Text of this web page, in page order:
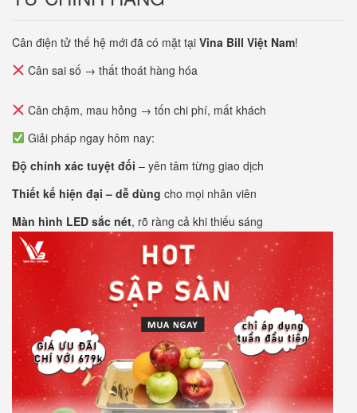
Cân điện tử thế hệ mới đã có mặt tại Vina Bill Việt Nam!
Cân sai số → thất thoát hàng hóa
Cân chậm, mau hỏng → tốn chi phí, mất khách
Giải pháp ngay hôm nay:
Độ chính xác tuyệt đối – yên tâm từng giao dịch
Thiết kế hiện đại – dễ dùng cho mọi nhân viên
Màn hình LED sắc nét, rõ ràng cả khi thiếu sáng